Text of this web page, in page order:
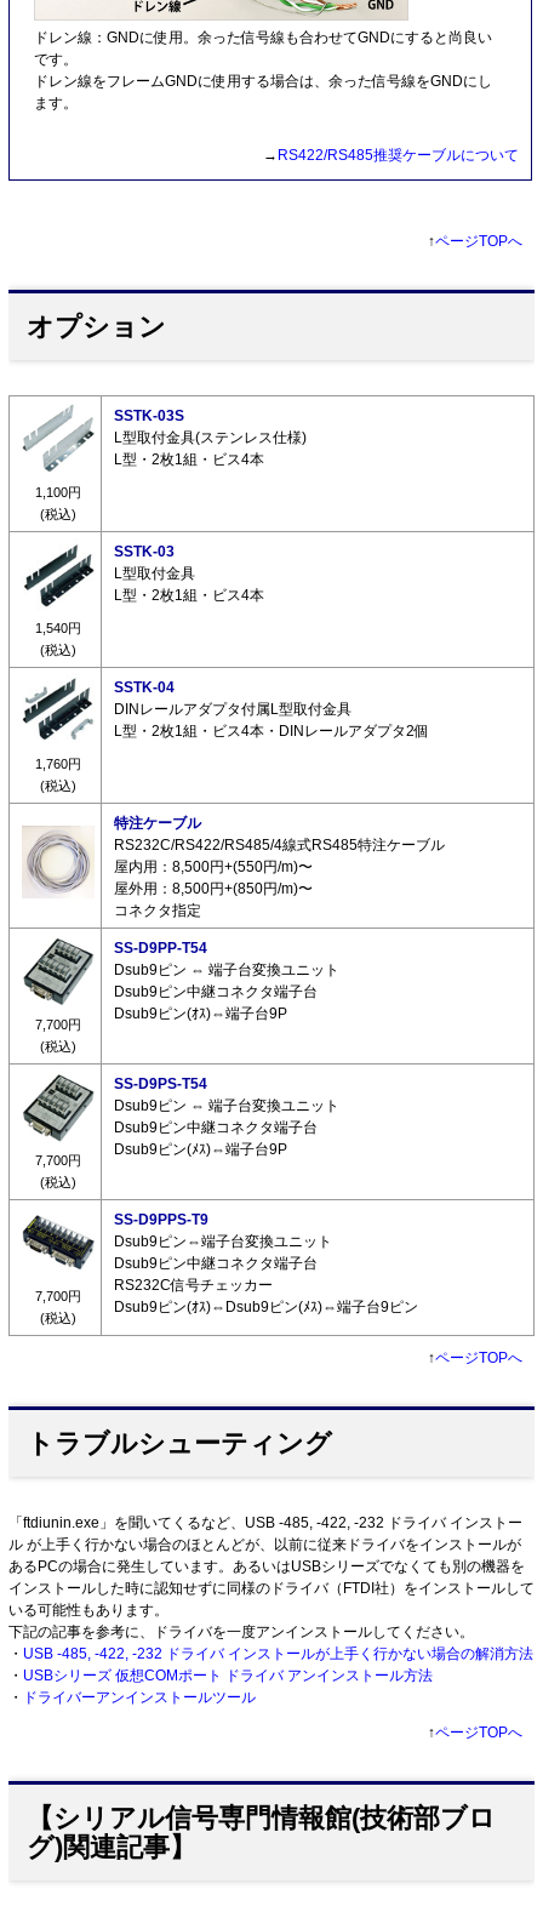
ドレン線：GNDに使用。余った信号線も合わせてGNDにすると尚良い
です。
ドレン線をフレームGNDに使用する場合は、余った信号線をGNDにし
ます。
→ RS422/RS485推奨ケーブルについて
↑ページTOPへ
オプション
1,100円
(税込)
SSTK-03S
L型取付金具(ステンレス仕様)
L型・2枚1組・ビス4本
1,540円
(税込)
SSTK-03
L型取付金具
L型・2枚1組・ビス4本
1,760円
(税込)
SSTK-04
DINレールアダプタ付属L型取付金具
L型・2枚1組・ビス4本・DINレールアダプタ2個
特注ケーブル
RS232C/RS422/RS485/4線式RS485特注ケーブル
屋内用：8,500円+(550円/m)〜
屋外用：8,500円+(850円/m)〜
コネクタ指定
7,700円
(税込)
SS-D9PP-T54
Dsub9ピン ⇔ 端子台変換ユニット
Dsub9ピン中継コネクタ端子台
Dsub9ピン(ｵｽ)⇔端子台9P
7,700円
(税込)
SS-D9PS-T54
Dsub9ピン ⇔ 端子台変換ユニット
Dsub9ピン中継コネクタ端子台
Dsub9ピン(ﾒｽ)⇔端子台9P
7,700円
(税込)
SS-D9PPS-T9
Dsub9ピン⇔端子台変換ユニット
Dsub9ピン中継コネクタ端子台
RS232C信号チェッカー
Dsub9ピン(ｵｽ)⇔Dsub9ピン(ﾒｽ)⇔端子台9ピン
↑ページTOPへ
トラブルシューティング
「ftdiunin.exe」を聞いてくるなど、USB -485, -422, -232 ドライバ インストー
ル が上手く行かない場合のほとんどが、以前に従来ドライバをインストールが
あるPCの場合に発生しています。あるいはUSBシリーズでなくても別の機器を
インストールした時に認知せずに同様のドライバ（FTDI社）をインストールして
いる可能性もあります。
下記の記事を参考に、ドライバを一度アンインストールしてください。
・ USB -485, -422, -232 ドライバ インストールが上手く行かない場合の解消方法
・ USBシリーズ 仮想COMポート ドライバ アンインストール方法
・
ドライバーアンインストールツール
↑ページTOPへ
【シリアル信号専門情報館(技術部ブロ
グ)関連記事】